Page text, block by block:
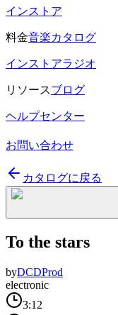
インストア
料金音楽カタログ
インストアラジオ
リソースブログ
ヘルプセンター
お問い合わせ
カタログに戻る
To the stars
byDCDProd
electronic
3:12